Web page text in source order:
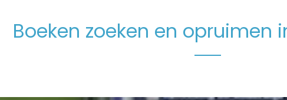
Boeken zoeken en opruimen